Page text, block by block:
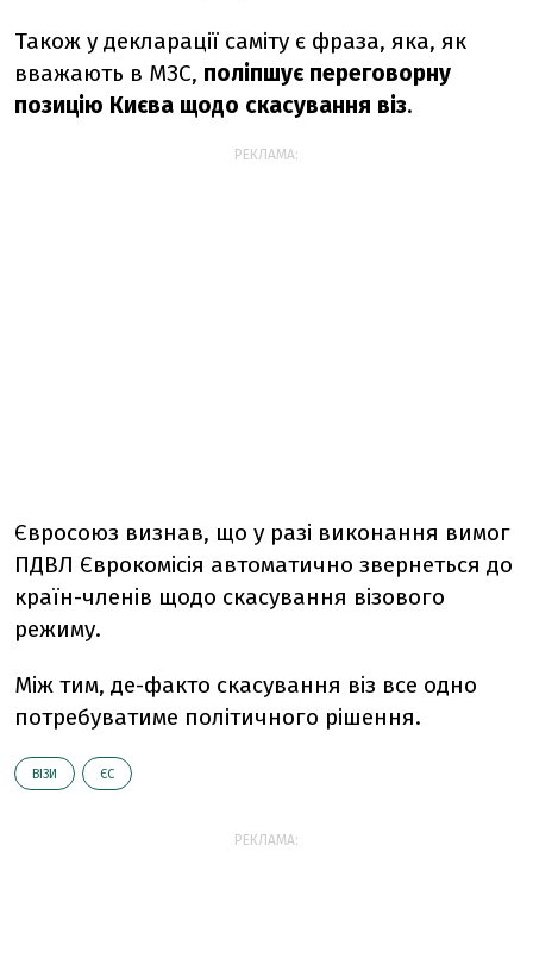
Також у декларації саміту є фраза, яка, як
вважають в МЗС, поліпшує переговорну
позицію Києва щодо скасування віз.
РЕКЛАМА:
Євросоюз визнав, що у разі виконання вимог
ПДВЛ Єврокомісія автоматично звернеться до
країн-членів щодо скасування візового
режиму.
Між тим, де-факто скасування віз все одно
потребуватиме політичного рішення.
ВІЗИ ЄС
РЕКЛАМА: